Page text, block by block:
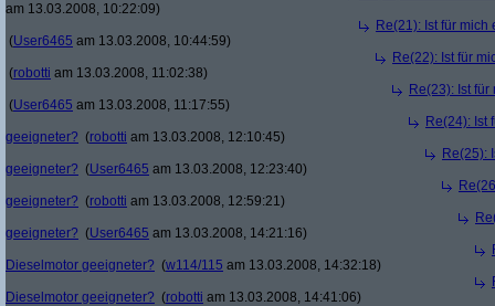
am 13.03.2008, 10:22:09)
Re(21): Ist für
(User6465 am 13.03.2008, 10:44:59)
Re(22): Ist für
(robotti am 13.03.2008, 11:02:38)
Re(23): Ist
(User6465 am 13.03.2008, 11:17:55)
Re(24): Ist
geeigneter? (robotti am 13.03.2008, 12:10:45)
Re(25):
geeigneter? (User6465 am 13.03.2008, 12:23:40)
geeigneter? (robotti am 13.03.2008, 12:59:21)
geeigneter? (User6465 am 13.03.2008, 14:21:16)
Dieselmotor geeigneter? (w114/115 am 13.03.2008, 14:32:18)
Dieselmotor geeigneter? (robotti am 13.03.2008, 14:41:06)